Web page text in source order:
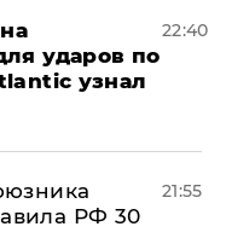
ударов по
узнал
22:40
РФ 30
21:55